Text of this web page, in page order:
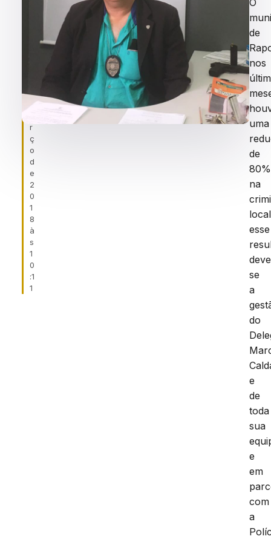
e
m
r
ç
o
d
e
2
0
1
8
à
s
1
0
:1
1
RAPOSA.
de
nos
uma
de
80%
na
esse
se
a
do
e
de
toda
sua
e
em
com
a